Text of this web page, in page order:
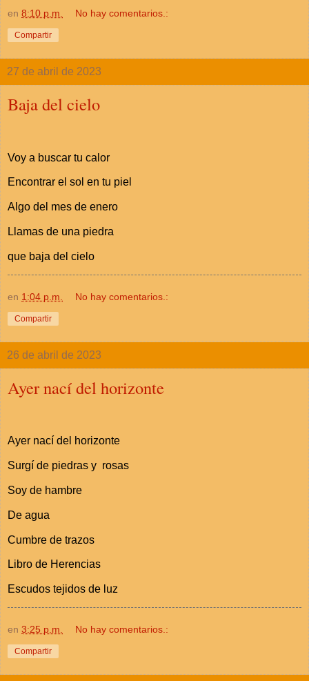
en 8:10 p.m. No hay comentarios.:
Compartir
27 de abril de 2023
Baja del cielo
Voy a buscar tu calor
Encontrar el sol en tu piel
Algo del mes de enero
Llamas de una piedra
que baja del cielo
en 1:04 p.m. No hay comentarios.:
Compartir
26 de abril de 2023
Ayer nací del horizonte
Ayer nací del horizonte
Surgí de piedras y rosas
Soy de hambre
De agua
Cumbre de trazos
Libro de Herencias
Escudos tejidos de luz
en 3:25 p.m. No hay comentarios.:
Compartir